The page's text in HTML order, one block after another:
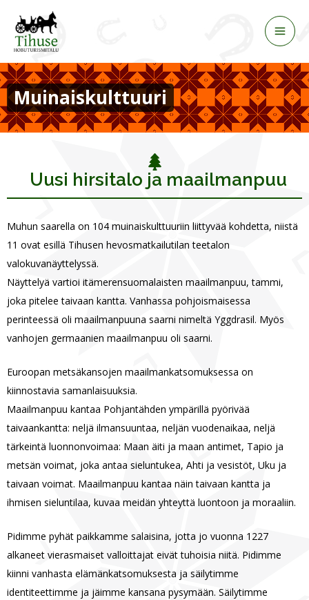
sisältöön
Muinaiskulttuuri
Uusi hirsitalo ja maailmanpuu
Muhun saarella on 104 muinaiskulttuuriin liittyvää kohdetta, niistä
11 ovat esillä Tihusen hevosmatkailutilan teetalon
valokuvanäyttelyssä.
Näyttelyä vartioi itämerensuomalaisten maailmanpuu, tammi,
joka pitelee taivaan kantta. Vanhassa pohjoismaisessa
perinteessä oli maailmanpuuna saarni nimeltä Yggdrasil. Myös
vanhojen germaanien maailmanpuu oli saarni.
Euroopan metsäkansojen maailmankatsomuksessa on
kiinnostavia samanlaisuuksia.
Maailmanpuu kantaa Pohjantähden ympärillä pyörivää
taivaankantta: neljä ilmansuuntaa, neljän vuodenaikaa, neljä
tärkeintä luonnonvoimaa: Maan äiti ja maan antimet, Tapio ja
metsän voimat, joka antaa sieluntukea, Ahti ja vesistöt, Uku ja
taivaan voimat. Maailmanpuu kantaa näin taivaan kantta ja
ihmisen sieluntilaa, kuvaa meidän yhteyttä luontoon ja moraaliin.
Pidimme pyhät paikkamme salaisina, jotta jo vuonna 1227
alkaneet vierasmaiset valloittajat eivät tuhoisia niitä. Pidimme
kiinni vanhasta elämänkatsomuksesta ja säilytimme
identiteettimme ja jäimme kansana pysymään. Säilytimme